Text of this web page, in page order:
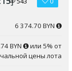
6 374.70 BYN
BYN
или 5% от
цены лота